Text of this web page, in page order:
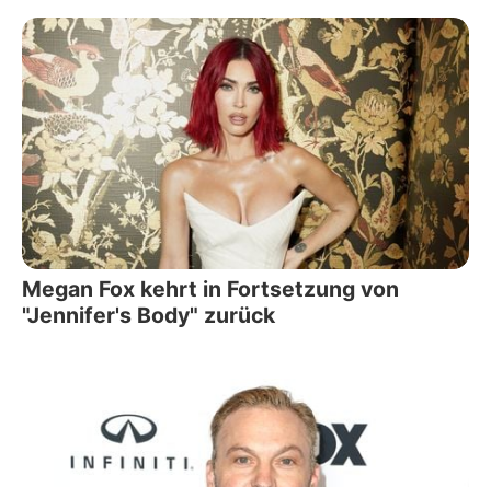
Megan Fox kehrt in Fortsetzung von
"Jennifer's Body" zurück